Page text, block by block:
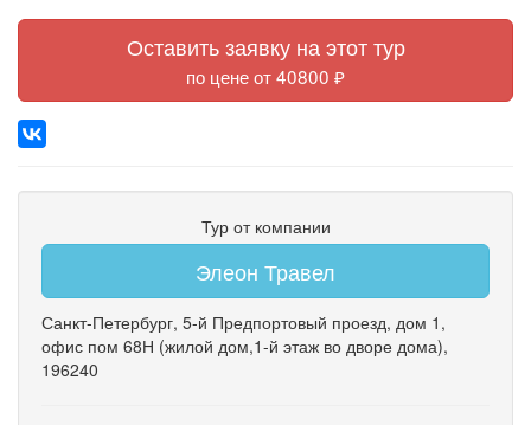
Оставить заявку на этот тур
по цене от 40800 ₽
Тур от компании
Элеон Травел
Санкт-Петербург, 5-й Предпортовый проезд, дом 1 ,
офис пом 68Н (жилой дом,1-й этаж во дворе дома),
196240